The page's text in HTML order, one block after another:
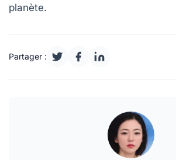
planète.
Partager :